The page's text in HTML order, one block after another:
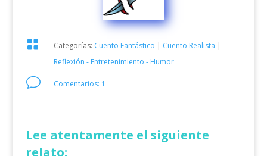
 Categorías: Cuento Fantástico | Cuento Realista |
Reflexión - Entretenimiento - Humor
v Comentarios: 1
Lee atentamente el siguiente
relato: